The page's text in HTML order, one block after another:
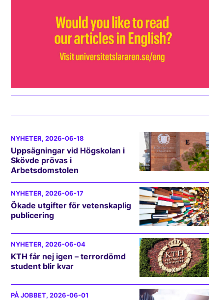
NYHETER, 2026-06-18
Uppsägningar vid Högskolan i
Skövde prövas i
Arbetsdomstolen
NYHETER, 2026-06-17
Ökade utgifter för vetenskaplig
publicering
NYHETER, 2026-06-04
KTH får nej igen – terrordömd
student blir kvar
PÅ JOBBET, 2026-06-01